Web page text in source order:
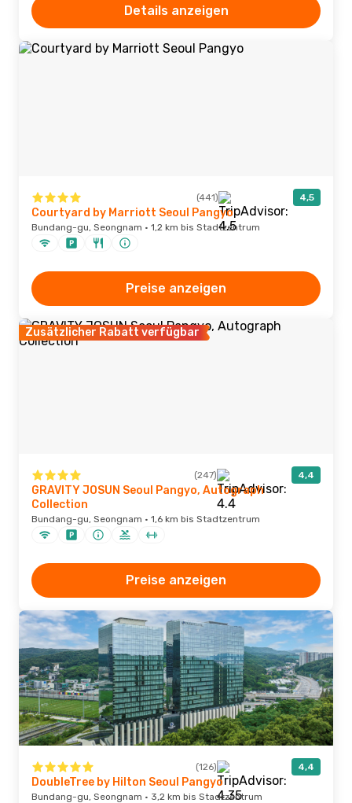
Details anzeigen
(441) 4,5
Courtyard by Marriott Seoul Pangyo
Bundang-gu, Seongnam · 1,2 km bis Stadtzentrum
Preise anzeigen
Zusätzlicher Rabatt verfügbar
(247) 4,4
GRAVITY JOSUN Seoul Pangyo, Autograph
Collection
Bundang-gu, Seongnam · 1,6 km bis Stadtzentrum
Preise anzeigen
(126) 4,4
DoubleTree by Hilton Seoul Pangyo
Bundang-gu, Seongnam · 3,2 km bis Stadtzentrum